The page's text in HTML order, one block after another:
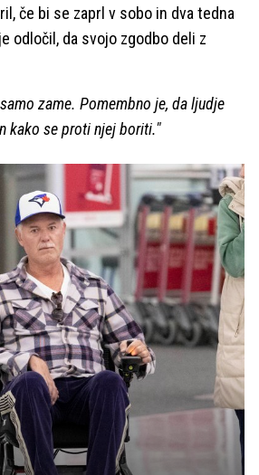
če bi se zaprl v sobo in dva tedna
odločil, da svojo zgodbo deli z
zame. Pomembno je, da ljudje
kako se proti njej boriti."